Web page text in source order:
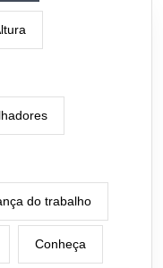
do trabalho
Conheça